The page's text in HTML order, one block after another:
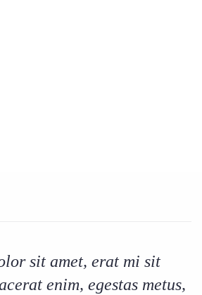
sit amet, erat mi sit
enim, egestas metus,